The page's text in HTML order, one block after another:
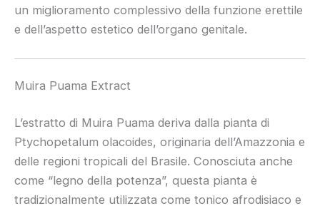
un miglioramento complessivo della funzione erettile
e dell’aspetto estetico dell’organo genitale.
Muira Puama Extract
L’estratto di Muira Puama deriva dalla pianta di
Ptychopetalum olacoides, originaria dell’Amazzonia e
delle regioni tropicali del Brasile. Conosciuta anche
come “legno della potenza”, questa pianta è
tradizionalmente utilizzata come tonico afrodisiaco e